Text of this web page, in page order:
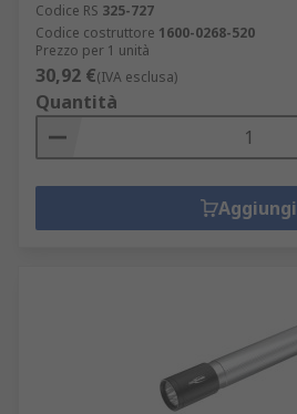
Codice RS 325-727
Codice costruttore 1600-0268-520
Prezzo per 1 unità
30,92 €(IVA esclusa)
Quantità
Aggiungi